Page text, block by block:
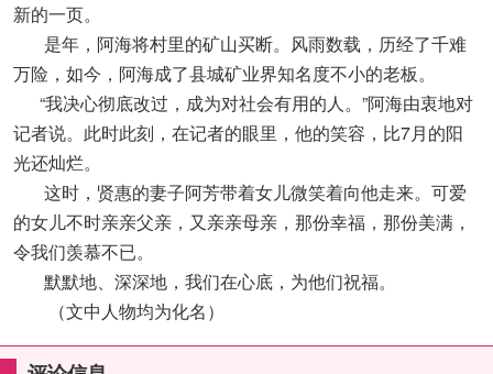
新的一页。
是年，阿海将村里的矿山买断。风雨数载，历经了千难
万险，如今，阿海成了县城矿业界知名度不小的老板。
“我决心彻底改过，成为对社会有用的人。”阿海由衷地对
记者说。此时此刻，在记者的眼里，他的笑容，比7月的阳
光还灿烂。
这时，贤惠的妻子阿芳带着女儿微笑着向他走来。可爱
的女儿不时亲亲父亲，又亲亲母亲，那份幸福，那份美满，
令我们羡慕不已。
默默地、深深地，我们在心底，为他们祝福。
（文中人物均为化名）